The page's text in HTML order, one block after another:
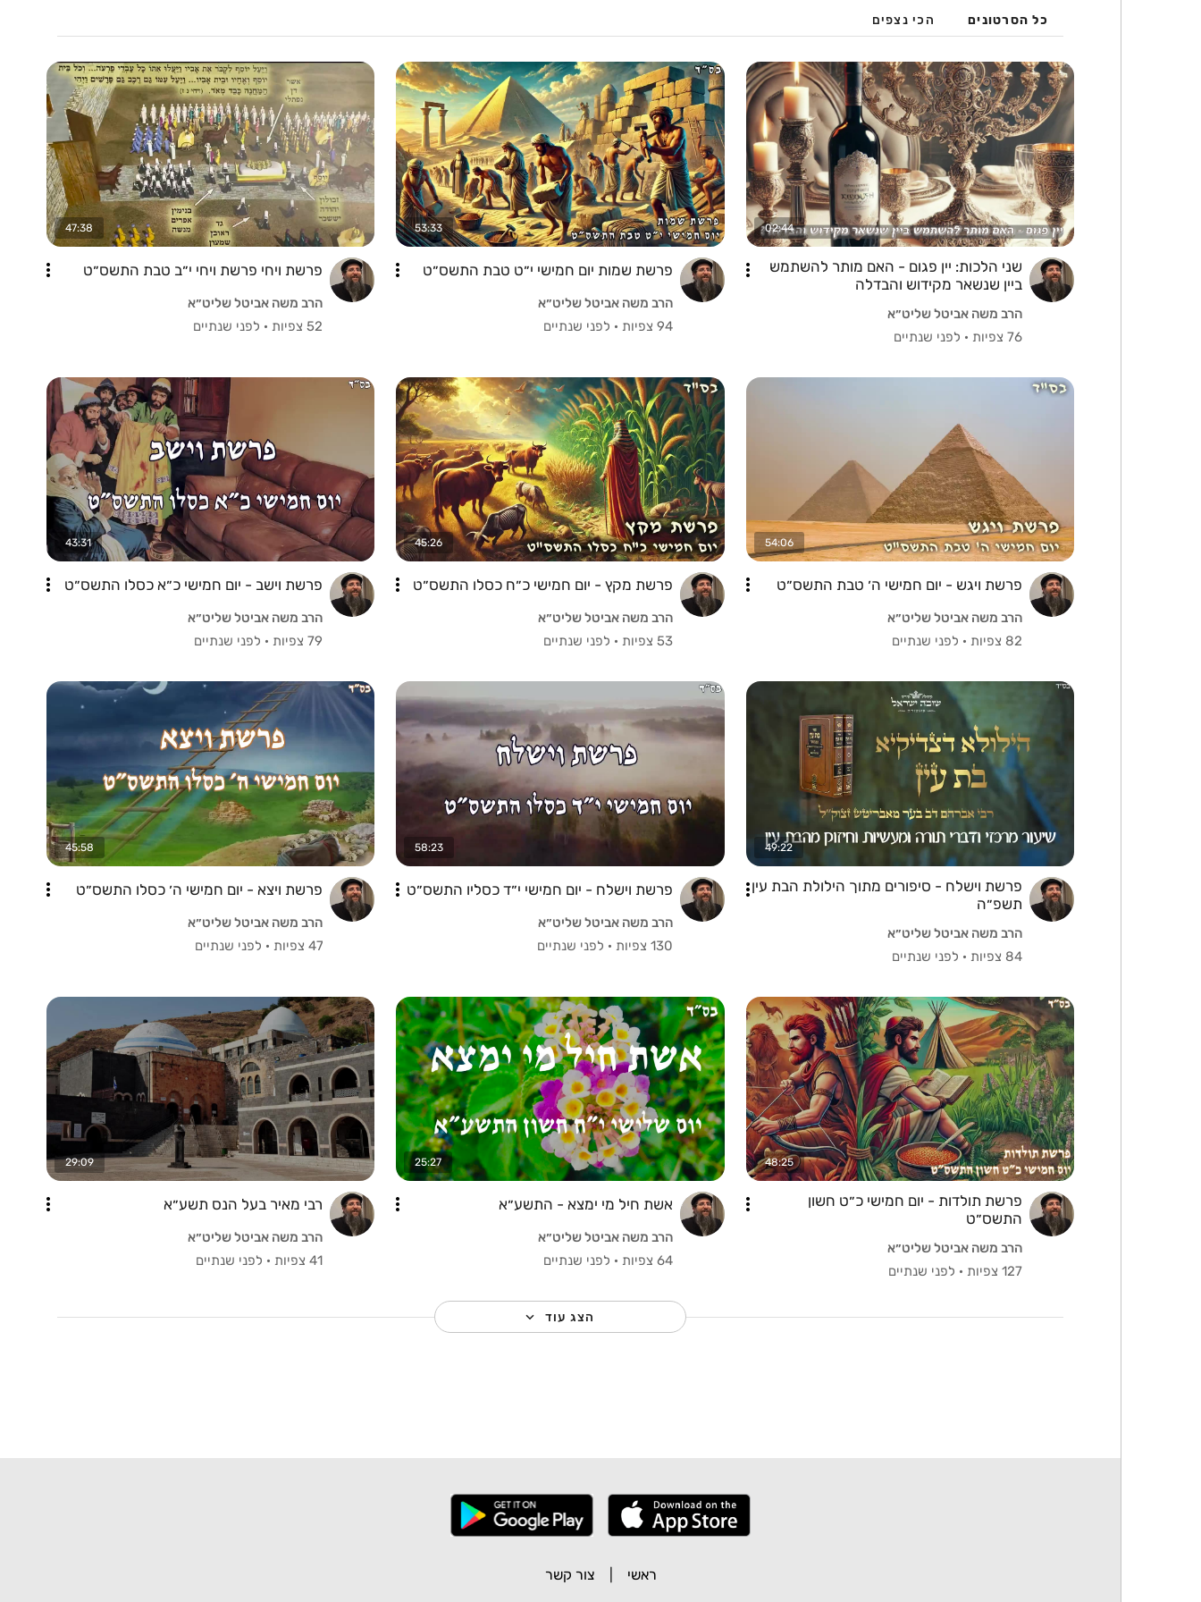
כל הסרטונים הכי נצפים
02:44
שני הלכות: יין פגום - האם מותר להשתמש
ביין שנשאר מקידוש והבדלה
הרב משה אביטל שליט״א
76 צפיות
· לפני שנתיים
53:33
פרשת שמות יום חמישי י״ט טבת התשס״ט
הרב משה אביטל שליט״א
94 צפיות
· לפני שנתיים
47:38
פרשת ויחי פרשת ויחי י״ב טבת התשס״ט
הרב משה אביטל שליט״א
52 צפיות
· לפני שנתיים
54:06
פרשת ויגש - יום חמישי ה׳ טבת התשס״ט
הרב משה אביטל שליט״א
82 צפיות
· לפני שנתיים
45:26
פרשת מקץ - יום חמישי כ״ח כסלו התשס״ט
הרב משה אביטל שליט״א
53 צפיות
· לפני שנתיים
43:31
פרשת וישב - יום חמישי כ״א כסלו התשס״ט
הרב משה אביטל שליט״א
79 צפיות
· לפני שנתיים
49:22
פרשת וישלח - סיפורים מתוך הילולת הבת עין
תשפ״ה
הרב משה אביטל שליט״א
84 צפיות
· לפני שנתיים
58:23
פרשת וישלח - יום חמישי י״ד כסליו התשס״ט
הרב משה אביטל שליט״א
130 צפיות
· לפני שנתיים
45:58
פרשת ויצא - יום חמישי ה׳ כסלו התשס״ט
הרב משה אביטל שליט״א
47 צפיות
· לפני שנתיים
48:25
⁨פרשת תולדות - יום חמישי כ״ט חשון
התשס״ט⁩
הרב משה אביטל שליט״א
127 צפיות
· לפני שנתיים
25:27
אשת חיל מי ימצא - התשע״א
הרב משה אביטל שליט״א
64 צפיות
· לפני שנתיים
29:09
רבי מאיר בעל הנס תשע״א
הרב משה אביטל שליט״א
41 צפיות
· לפני שנתיים
הצג עוד
ראשי צור קשר